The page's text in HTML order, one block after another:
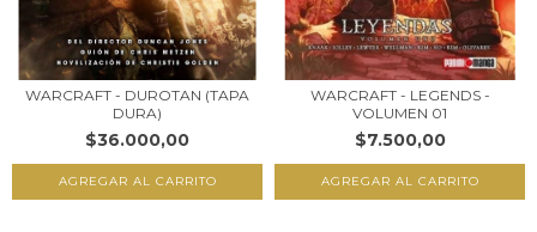
WARCRAFT - DUROTAN (TAPA
DURA)
$36.000,00
WARCRAFT - LEGENDS -
VOLUMEN 01
$7.500,00